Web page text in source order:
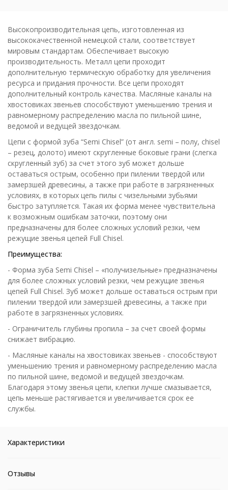
Высокопроизводительная цепь, изготовленная из
высококачественной немецкой стали, соответствует
мировым стандартам. Обеспечивает высокую
производительность. Металл цепи проходит
дополнительную термическую обработку для увеличения
ресурса и придания прочности. Все цепи проходят
дополнительный контроль качества. Масляные каналы на
хвостовиках звеньев способствуют уменьшению трения и
равномерному распределению масла по пильной шине,
ведомой и ведущей звездочкам.
Цепи с формой зуба “Semi Chisel” (от англ. semi – полу, chisel
– резец, долото) имеют скругленные боковые грани (слегка
скругленный зуб) за счет этого зуб может дольше
оставаться острым, особенно при пилении твердой или
замерзшей древесины, а также при работе в загрязненных
условиях, в которых цепь пилы с чизельными зубьями
быстро затупляется. Такая их форма менее чувствительна
к возможным ошибкам заточки, поэтому они
предназначены для более сложных условий резки, чем
режущие звенья цепей Full Chisel.
Преимущества:
- Форма зуба Semi Chisel – «получизельные» предназначены
для более сложных условий резки, чем режущие звенья
цепей Full Chisel. Зуб может дольше оставаться острым при
пилении твердой или замерзшей древесины, а также при
работе в загрязненных условиях.
- Ограничитель глубины пропила – за счет своей формы
снижает вибрацию.
- Масляные каналы на хвостовиках звеньев - способствуют
уменьшению трения и равномерному распределению масла
по пильной шине, ведомой и ведущей звездочкам.
Благодаря этому звенья цепи, клепки лучше смазывается,
цепь меньше растягивается и увеличивается срок ее
службы.
Характеристики
Отзывы